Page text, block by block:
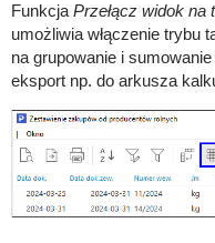
Funkcja Przełącz widok na
umożliwia włączenie trybu
na grupowanie i
eksport np. do arkusza